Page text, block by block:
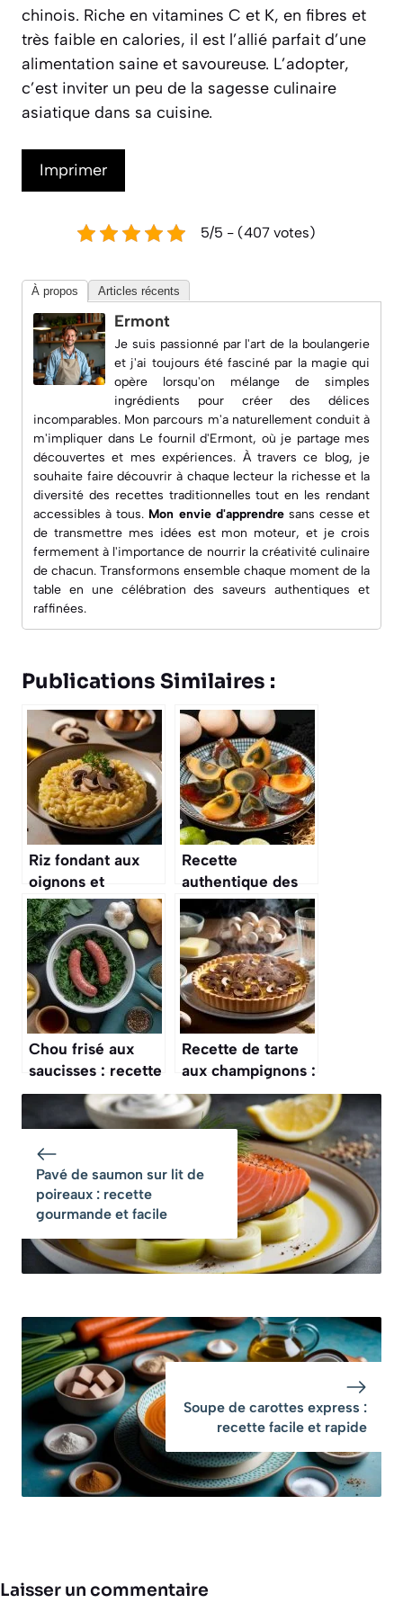
chinois. Riche en vitamines C et K, en fibres et
très faible en calories, il est l’allié parfait d’une
alimentation saine et savoureuse. L’adopter,
c’est inviter un peu de la sagesse culinaire
asiatique dans sa cuisine.
Imprimer
5/5 - (407 votes)
À propos Articles récents
Ermont
Je suis passionné par l'art de la boulangerie
et j'ai toujours été fasciné par la magie qui
opère lorsqu'on mélange de simples
ingrédients pour créer des délices
incomparables. Mon parcours m'a naturellement conduit à
m'impliquer dans Le fournil d'Ermont, où je partage mes
découvertes et mes expériences. À travers ce blog, je
souhaite faire découvrir à chaque lecteur la richesse et la
diversité des recettes traditionnelles tout en les rendant
accessibles à tous. Mon envie d'apprendresans cesse et
de transmettre mes idées est mon moteur, et je crois
fermement à l'importance de nourrir la créativité culinaire
de chacun. Transformons ensemble chaque moment de la
table en une célébration des saveurs authentiques et
raffinées.
Publications Similaires :
Riz fondant aux
oignons et
champignons :
comment le
préparer à la
perfection ?
Recette
authentique des
œufs de cent ans
chinois
Chou frisé aux
saucisses : recette
savoureuse et
Recette de tarte
aux champignons :
simple et
savoureuse
Pavé de saumon sur lit de
poireaux : recette
gourmande et facile
Soupe de carottes express :
recette facile et rapide
Laisser un commentaire